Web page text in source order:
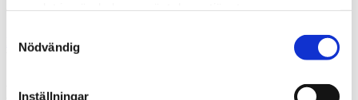
Nödvändig
Inställningar
English
What are you looking for?
Sök
Hjordis-gruppbild-webb